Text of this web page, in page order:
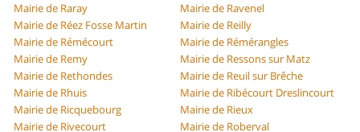
Mairie de Raray
Mairie de Ravenel
Mairie de Réez Fosse Martin
Mairie de Reilly
Mairie de Rémécourt
Mairie de Rémérangles
Mairie de Remy
Mairie de Ressons sur Matz
Mairie de Rethondes
Mairie de Reuil sur Brêche
Mairie de Rhuis
Mairie de Ribécourt Dreslincourt
Mairie de Ricquebourg
Mairie de Rieux
Mairie de Rivecourt
Mairie de Roberval